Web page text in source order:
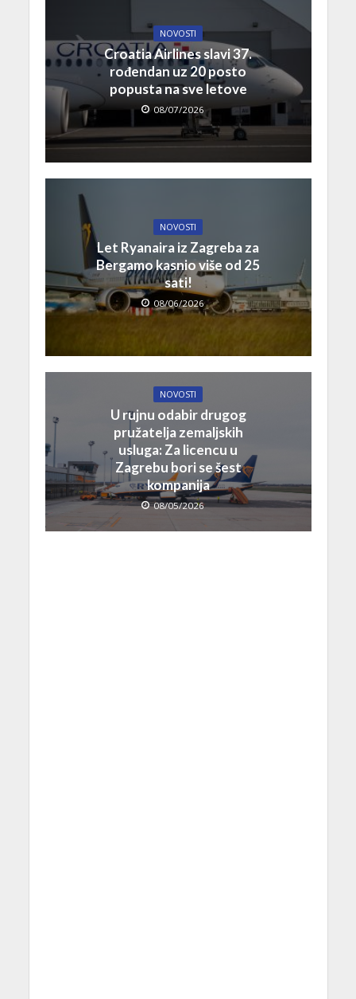
NOVOSTI
Croatia Airlines slavi 37.
rođendan uz 20 posto
popusta na sve letove
08/07/2026
NOVOSTI
Let Ryanaira iz Zagreba za
Bergamo kasnio više od 25
sati!
08/06/2026
NOVOSTI
U rujnu odabir drugog
pružatelja zemaljskih
usluga: Za licencu u
Zagrebu bori se šest
kompanija
08/05/2026